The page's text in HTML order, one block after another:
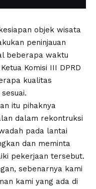
objek wisata
peninjauan
beberapa waktu
Komisi III DPRD
kualitas
itu pihaknya
dalam rekontruksi
pada lantai
dan meminta
pekerjaan tersebut.
sebenarnya kami
kami yang ada di